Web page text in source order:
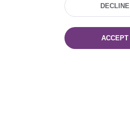
Tel.: (+375 17) 368 37 37
Fax: (+375 17) 368 97 06
E-mail: inbox@nlb.by
DECLINE
ACCEPT